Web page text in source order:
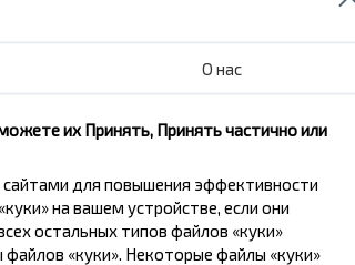
О нас
их Принять, Принять частично или
для повышения эффективности
на вашем устройстве, если они
остальных типов файлов «куки»
«куки». Некоторые файлы «куки»